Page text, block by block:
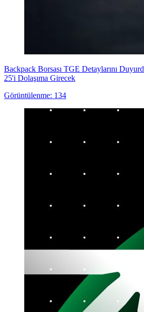
Backpack Borsası TGE Detaylarını
25'i Dolaşıma Girecek
Görüntülenme: 134